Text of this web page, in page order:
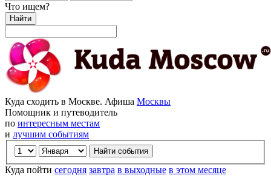
Что ищем?
Найти
Куда сходить в Москве. Афиша Москвы
Помощник и путеводитель
по интересным местам
и лучшим событиям
Куда пойти сегодня завтра в выходные в этом месяце